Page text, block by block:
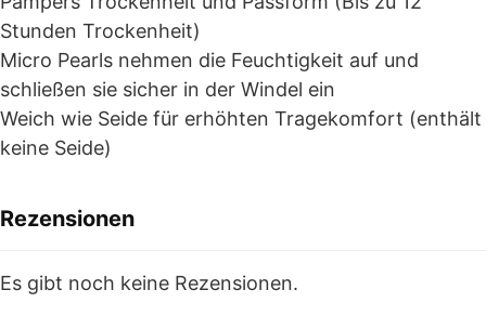
Stunden Trockenheit)
Micro Pearls nehmen die Feuchtigkeit auf und
schließen sie sicher in der Windel ein
Weich wie Seide für erhöhten Tragekomfort (enthält
keine Seide)
Rezensionen
Es gibt noch keine Rezensionen.